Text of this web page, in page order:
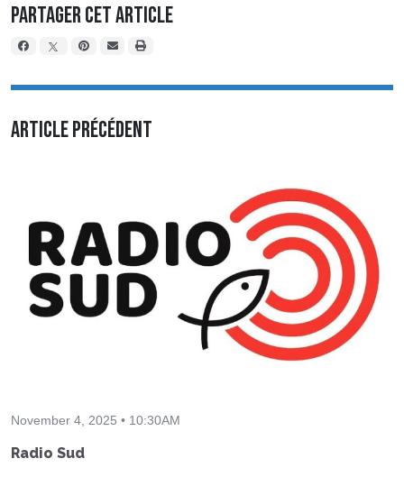
Partager cet article
Article précédent
November 4, 2025 • 10:30AM
Radio Sud